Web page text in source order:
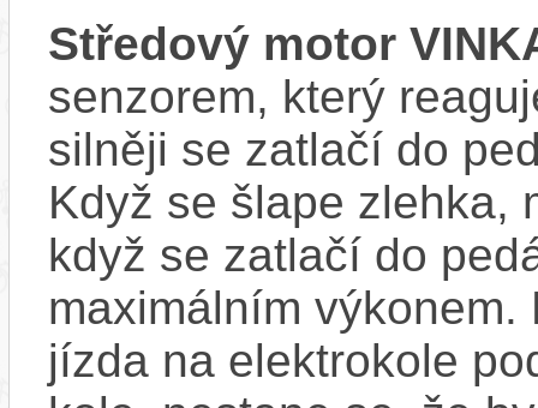
Středový motor
senzorem, který
silněji se zatlačí do
Když se šlape zlehka,
když se zatlačí do
maximálním
jízda na elektrokole